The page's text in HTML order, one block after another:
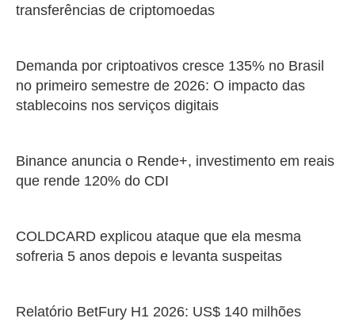
transferências de criptomoedas
Demanda por criptoativos cresce 135% no Brasil
no primeiro semestre de 2026: O impacto das
stablecoins nos serviços digitais
Binance anuncia o Rende+, investimento em reais
que rende 120% do CDI
COLDCARD explicou ataque que ela mesma
sofreria 5 anos depois e levanta suspeitas
Relatório BetFury H1 2026: US$ 140 milhões